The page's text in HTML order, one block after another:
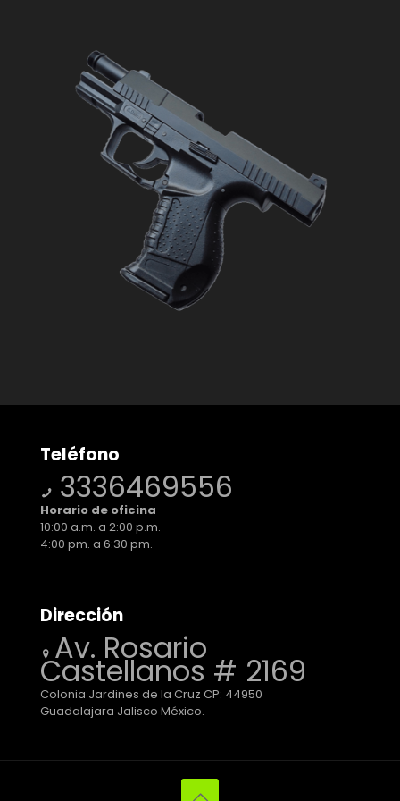
Teléfono
3336469556
Horario de oficina
10:00 a.m. a 2:00 p.m.
4:00 pm. a 6:30 pm.
Dirección
Av. Rosario
Castellanos # 2169
Colonia Jardines de la Cruz CP: 44950
Guadalajara Jalisco México.